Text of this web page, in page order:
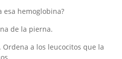
hemoglobina?
de la pierna.
a los leucocitos que la